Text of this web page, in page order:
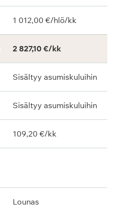
1 012,00 €/hlö/kk
2 827,10 €/kk
Sisältyy asumiskuluihin
Sisältyy asumiskuluihin
109,20 €/kk
lounas